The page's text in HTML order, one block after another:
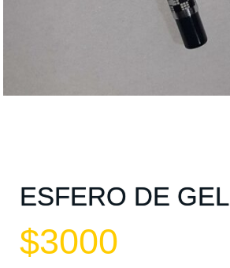
ESFERO DE GEL
$3000